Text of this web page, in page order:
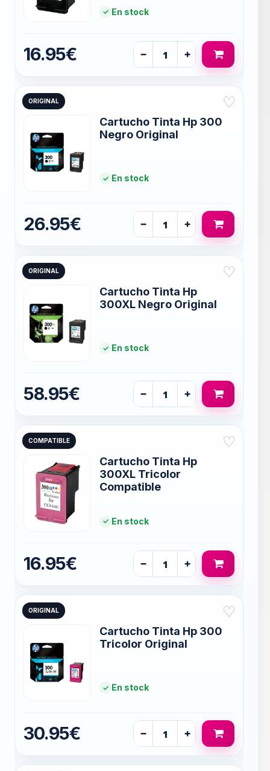
En stock
16.95€ − +
ORIGINAL ♡
Cartucho Tinta Hp 300
Negro Original
En stock
26.95€ − +
ORIGINAL ♡
Cartucho Tinta Hp
300XL Negro Original
En stock
58.95€ − +
COMPATIBLE ♡
Cartucho Tinta Hp
300XL Tricolor
Compatible
En stock
16.95€ − +
ORIGINAL ♡
Cartucho Tinta Hp 300
Tricolor Original
En stock
30.95€ − +